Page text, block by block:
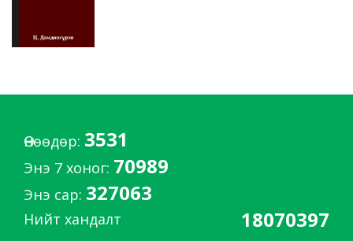
Өнөөдөр: 3531
Энэ 7 хоног: 70989
Энэ сар: 327063
Нийт хандалт 18070397